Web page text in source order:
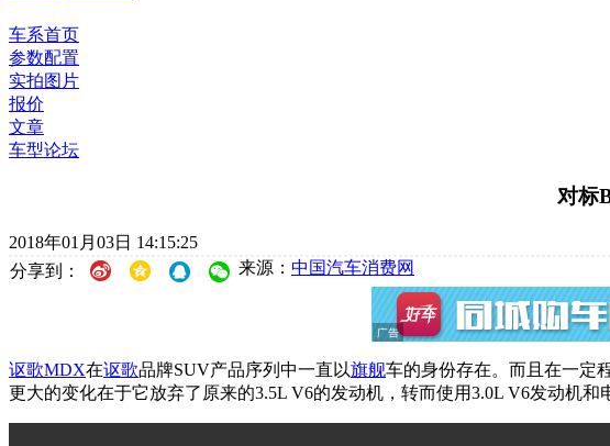
车系首页
参数配置
实拍图片
报价
文章
车型论坛
对标
2018年01月03日 14:15:25
分享到：
来源： 中国汽车消费网
讴歌MDX在讴歌品牌SUV产品序列中一直以旗舰车的身份存在。而且在一定
更大的变化在于它放弃了原来的3.5L V6的发动机，转而使用3.0L V6发动机